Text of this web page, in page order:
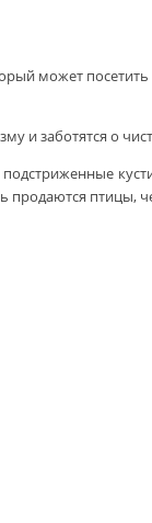
может
и заботятся о
птицы,